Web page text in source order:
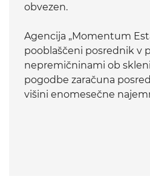
obvezen.
Agencija „Momentum
pooblaščeni posrednik v
nepremičninami ob
pogodbe zaračuna
višini enomesečne